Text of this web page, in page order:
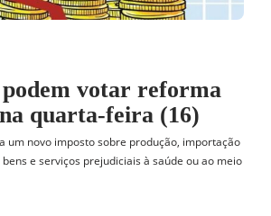
podem votar reforma
quarta-feira (16)
um novo imposto sobre produção, importação
e serviços prejudiciais à saúde ou ao meio